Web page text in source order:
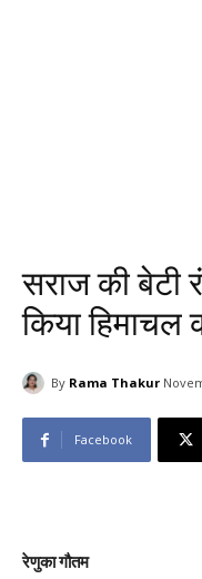
सराज की बेटी
किया हिमाचल
By Rama Thakur
Facebook
रेणुका गौतम